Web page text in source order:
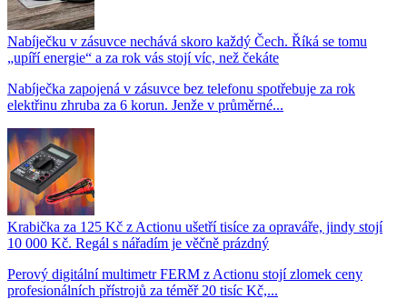
Nabíječku v zásuvce nechává skoro každý Čech. Říká se tomu
„upíří energie“ a za rok vás stojí víc, než čekáte
Nabíječka zapojená v zásuvce bez telefonu spotřebuje za rok
elektřinu zhruba za 6 korun. Jenže v průměrné...
Krabička za 125 Kč z Actionu ušetří tisíce za opraváře, jindy stojí
10 000 Kč. Regál s nářadím je věčně prázdný
Perový digitální multimetr FERM z Actionu stojí zlomek ceny
profesionálních přístrojů za téměř 20 tisíc Kč,...